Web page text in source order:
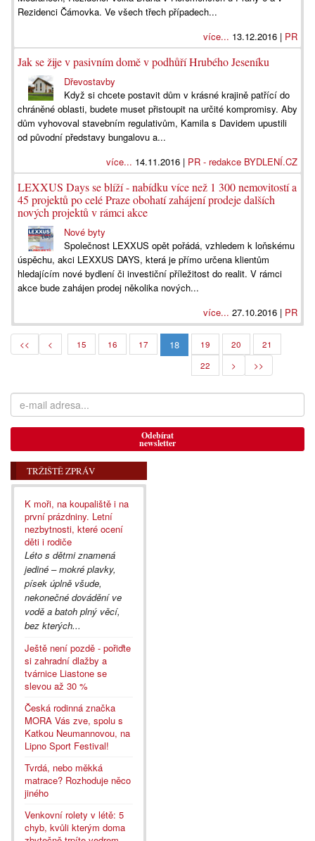
Rezidenci Čámovka. Ve všech třech případech...
více... 13.12.2016 | PR
Jak se žije v pasivním domě v podhůří Hrubého Jeseníku
Dřevostavby
Když si chcete postavit dům v krásné krajině patřící do
chráněné oblasti, budete muset přistoupit na určité kompromisy. Aby
dům vyhovoval stavebním regulativům, Kamila s Davidem upustili
od původní představy bungalovu a...
více... 14.11.2016 | PR - redakce BYDLENÍ.CZ
LEXXUS Days se blíží - nabídku více než 1 300 nemovitostí a
45 projektů po celé Praze obohatí zahájení prodeje dalších
nových projektů v rámci akce
Nové byty
Společnost LEXXUS opět pořádá, vzhledem k loňskému
úspěchu, akci LEXXUS DAYS, která je přímo určena klientům
hledajícím nové bydlení či investiční příležitost do realit. V rámci
akce bude zahájen prodej několika nových...
více... 27.10.2016 | PR
<< < 15 16 17 18 19 20
21
22
> >>
Odebírat
newsletter
TRŽIŠTĚ ZPRÁV
K moři, na koupaliště i na
první prázdniny. Letní
nezbytnosti, které ocení
děti i rodiče
Léto s dětmi znamená
jediné – mokré plavky,
písek úplně všude,
nekonečné dovádění ve
vodě a batoh plný věcí,
bez kterých...
Ještě není pozdě - pořiďte
si zahradní dlažby a
tvárnice Liastone se
slevou až 30 %
Česká rodinná značka
MORA Vás zve, spolu s
Katkou Neumannovou, na
Lipno Sport Festival!
Tvrdá, nebo měkká
matrace? Rozhoduje něco
jiného
Venkovní rolety v létě: 5
chyb, kvůli kterým doma